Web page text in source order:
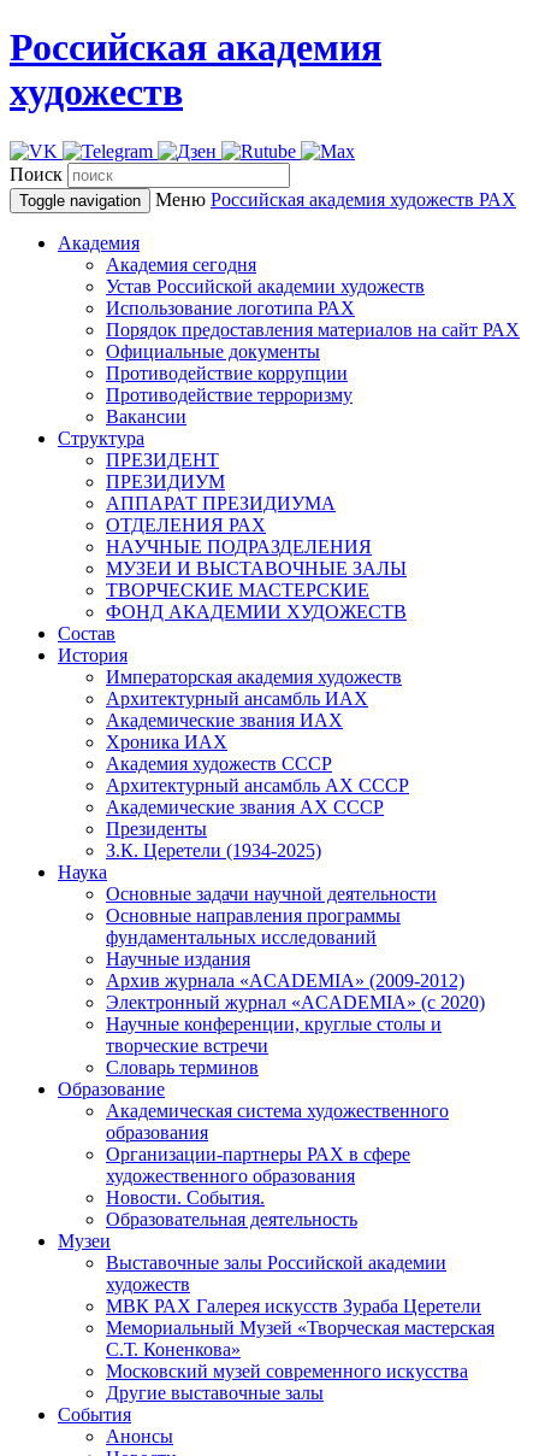
Российская академия
художеств
Поиск
Toggle navigation Меню Российская академия художеств РАХ
Академия
Академия сегодня
Устав Российской академии художеств
Использование логотипа РАХ
Порядок предоставления материалов на сайт РАХ
Официальные документы
Противодействие коррупции
Противодействие терроризму
Вакансии
Структура
ПРЕЗИДЕНТ
ПРЕЗИДИУМ
АППАРАТ ПРЕЗИДИУМА
ОТДЕЛЕНИЯ РАХ
НАУЧНЫЕ ПОДРАЗДЕЛЕНИЯ
МУЗЕИ И ВЫСТАВОЧНЫЕ ЗАЛЫ
ТВОРЧЕСКИЕ МАСТЕРСКИЕ
ФОНД АКАДЕМИИ ХУДОЖЕСТВ
Состав
История
Императорская академия художеств
Архитектурный ансамбль ИАХ
Академические звания ИАХ
Хроника ИАХ
Академия художеств СССР
Архитектурный ансамбль АХ СССР
Академические звания АХ СССР
Президенты
З.К. Церетели (1934-2025)
Наука
Основные задачи научной деятельности
Основные направления программы
фундаментальных исследований
Научные издания
Архив журнала «ACADEMIA» (2009-2012)
Электронный журнал «ACADEMIA» (с 2020)
Научные конференции, круглые столы и
творческие встречи
Словарь терминов
Образование
Академическая система художественного
образования
Организации-партнеры РАХ в сфере
художественного образования
Новости. События.
Образовательная деятельность
Музеи
Выставочные залы Российской академии
художеств
МВК РАХ Галерея искусств Зураба Церетели
Мемориальный Музей «Творческая мастерская
С.Т. Коненкова»
Московский музей современного искусства
Другие выставочные залы
События
Анонсы